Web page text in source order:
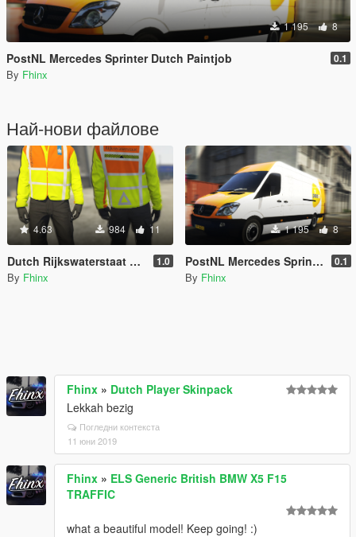
1 195 8
PostNL Mercedes Sprinter Dutch Paintjob 0.1
By Fhinx
Най-нови файлове
4.63 984 11
Dutch Rijkswaterstaat Jacket 1.0
By Fhinx
1 195 8
PostNL Mercedes Sprinter Dutch Paintjob 0.1
By Fhinx
Fhinx » Dutch Player Skinpack
Lekkah bezig
Погледни контекста
11 юни 2019
Fhinx » ELS Generic British BMW X5 F15
TRAFFIC
what a beautiful model! Keep going! :)